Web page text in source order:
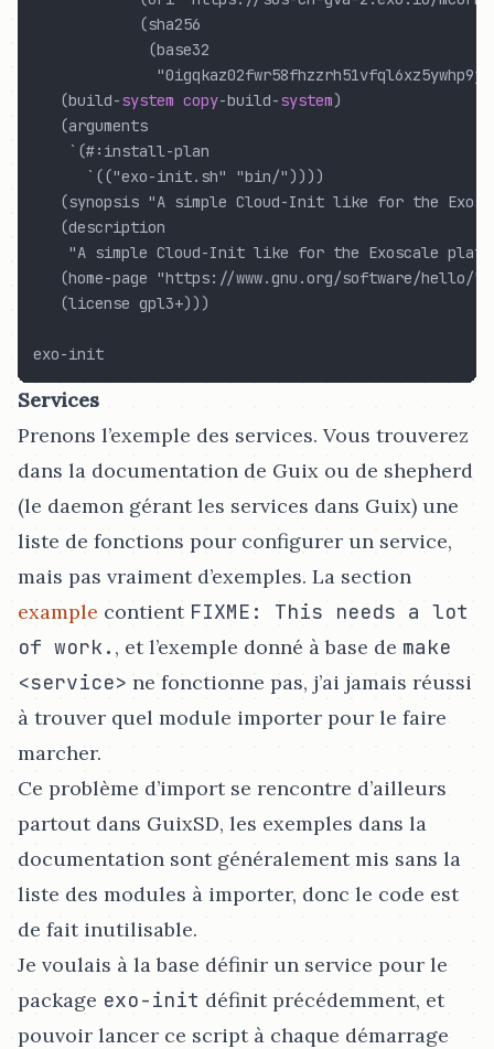
            (sha256
             (base32
   (build
-system copy-build-system)
   (arguments
    `(#:install
-plan
      `(("exo-init.sh" "bin/"))))
(synopsis "A simple Cloud-Init like for the
   (description
"A simple Cloud-Init like for the Exoscale
   (home
-page "https://www.gnu.org/software/hello/")
   (license gpl3
+)))
exo-
Services
Prenons l’exemple des services. Vous trouverez
dans la documentation de Guix ou de shepherd
(le daemon gérant les services dans Guix) une
liste de fonctions pour configurer un service,
mais pas vraiment d’exemples. La section
example contient FIXME: This needs a lot
of work. , et l’exemple donné à base de make
<service> ne fonctionne pas, j’ai jamais réussi
à trouver quel module importer pour le faire
marcher.
Ce problème d’import se rencontre d’ailleurs
partout dans GuixSD, les exemples dans la
documentation sont généralement mis sans la
liste des modules à importer, donc le code est
de fait inutilisable.
Je voulais à la base définir un service pour le
package exo-init définit précédemment, et
pouvoir lancer ce script à chaque démarrage